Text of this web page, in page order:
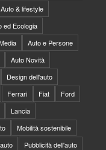
Auto & lifestyle
ed Ecologia
Auto e Persone
Auto Novità
Design dell'auto
Ferrari Fiat
Ford
Lancia
Mobilità sostenibile
Pubblicità dell'auto